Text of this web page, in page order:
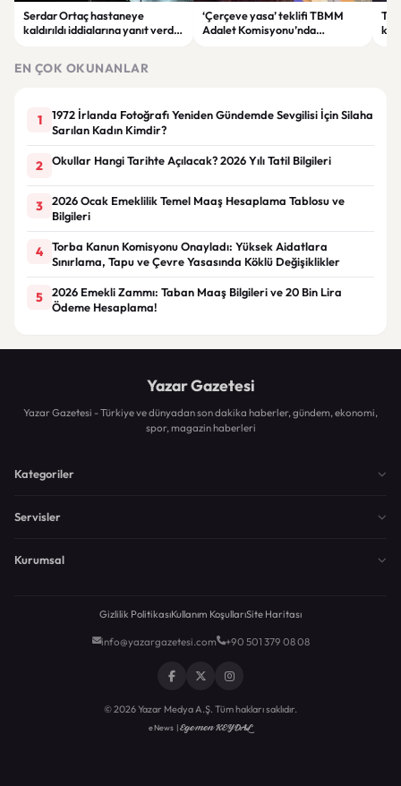
Serdar Ortaç hastaneye
kaldırıldı iddialarına yanıt verdi:
‘Çerçeve yasa’ teklifi TBMM
Adalet Komisyonu’nda
EN ÇOK OKUNANLAR
1
1972 İrlanda Fotoğrafı Yeniden Gündemde Sevgilisi İçin Silaha
Sarılan Kadın Kimdir?
2 Okullar Hangi Tarihte Açılacak? 2026 Yılı Tatil Bilgileri
3
2026 Ocak Emeklilik Temel Maaş Hesaplama Tablosu ve
Bilgileri
4
Torba Kanun Komisyonu Onayladı: Yüksek Aidatlara
Sınırlama, Tapu ve Çevre Yasasında Köklü Değişiklikler
5
2026 Emekli Zammı: Taban Maaş Bilgileri ve 20 Bin Lira
Ödeme Hesaplama!
Yazar Gazetesi
Yazar Gazetesi - Türkiye ve dünyadan son dakika haberler, gündem, ekonomi,
spor, magazin haberleri
Kategoriler
Servisler
Kurumsal
Gizlilik PolitikasıKullanım KoşullarıSite Haritası
info@yazargazetesi.com +90 501 379 08 08
© 2026 Yazar Medya A.Ş. Tüm hakları saklıdır.
eNews |Egemen KEYDAL